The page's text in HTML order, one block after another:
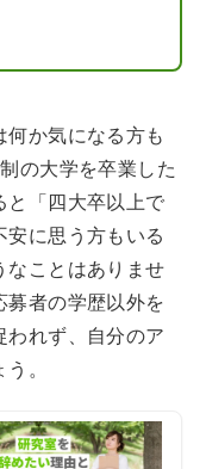
か気になる方も
の大学を卒業した
と「四大卒以上で
に思う方もいる
なことはありませ
募者の学歴以外を
われず、自分のア
。